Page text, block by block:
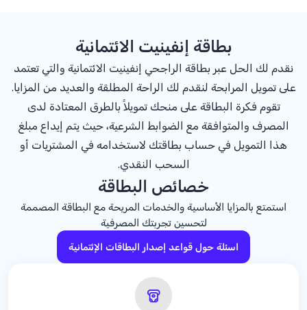
بطاقة إنفينيت الائتمانية
نقدم لك الحل عبر بطاقة الراجحي إنفينيت الائتمانية والتي تعتمد
على تمويل المرابحة لنقدم لك الراحة المطلقة والعديد من المزايا.
تقوم فكرة البطاقة على منحك تمويلاً بالطرق المعتادة لدى
المصرف والمتوافقة مع الضوابط الشرعية، حيث يتم إيداع مبلغ
هذا التمويل في حساب بطاقتك لاستخدامه في المشتريات أو
السحب النقدي.
خصائص البطاقة
استمتع بالمزايا الأساسية والخدمات المريحة مع البطاقة المصممة
لتحسين تجربتك المصرفية
اسئلة حول قواعد إصدار البطاقات الإئتمانية